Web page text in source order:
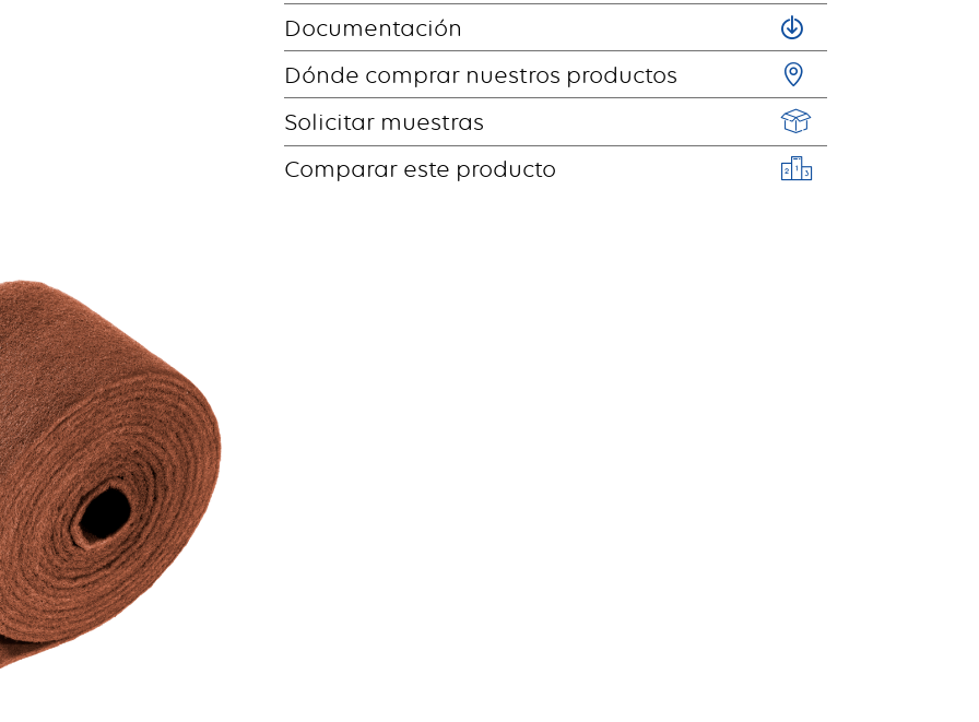
Documentación
Dónde comprar nuestros productos
Solicitar muestras
Comparar este producto